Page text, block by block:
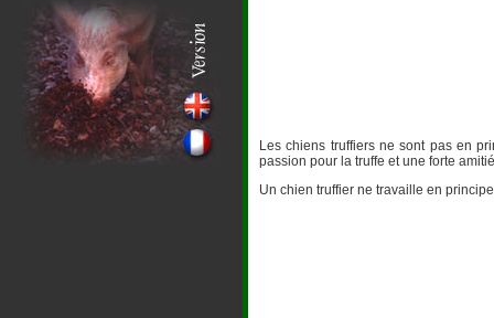
Les chiens truffiers ne sont pas en
passion pour la truffe et une forte
Un chien truffier ne travaille en